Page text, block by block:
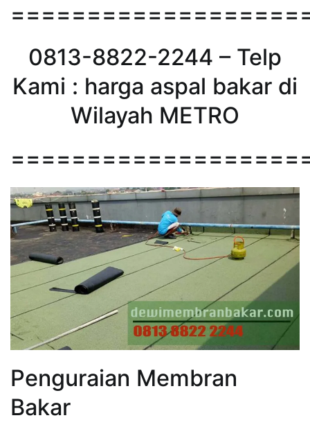
0813-8822-2244 – Telp
Kami : harga aspal bakar di
Wilayah METRO
Penguraian Membran
Bakar